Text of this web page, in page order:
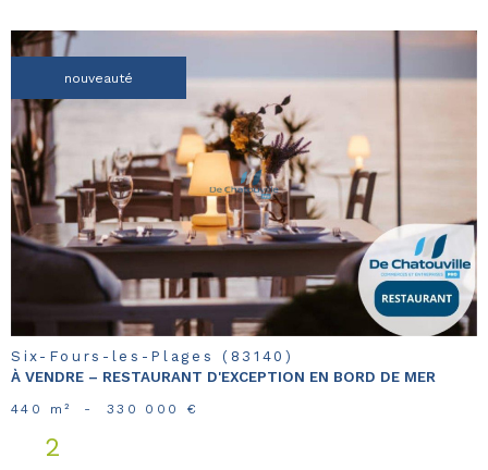
nouveauté
voir le
bien
Six-Fours-les-Plages (83140)
À VENDRE – RESTAURANT D'EXCEPTION EN BORD DE MER
440 m² - 330 000 €
2